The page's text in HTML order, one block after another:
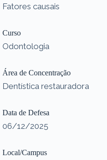
Fatores causais
Curso
Odontologia
Área de Concentração
Dentística restauradora
Data de Defesa
06/12/2025
Local/Campus